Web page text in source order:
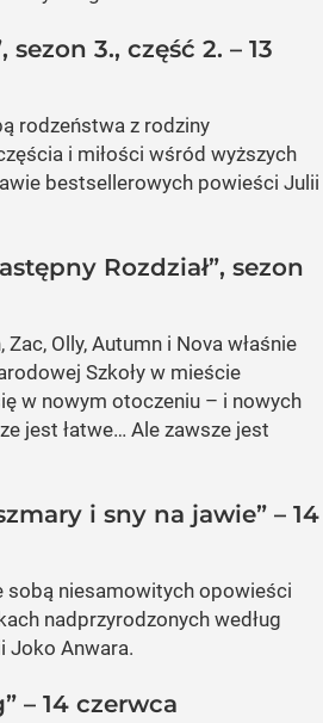
3., część 2. – 13
rodzeństwa z rodziny
i miłości wśród wyższych
bestsellerowych powieści Julii
Rozdział”, sezon
Zac, Olly, Autumn i Nova właśnie
Szkoły w mieście
w nowym otoczeniu – i nowych
jest łatwe… Ale zawsze jest
i sny na jawie” – 14
sobą niesamowitych opowieści
nadprzyrodzonych według
Joko Anwara.
– 14 czerwca